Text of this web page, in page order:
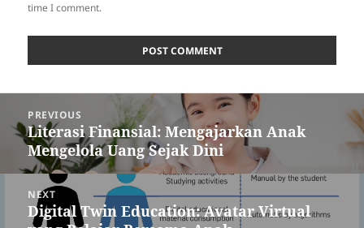
time I comment.
navigation
PREVIOUS
Previous
post:
Literasi Finansial: Mengajarkan Anak
Mengelola Uang Sejak Dini
NEXT
Next
Digital Twin Education: Avatar Virtual